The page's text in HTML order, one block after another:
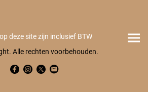
deze site zijn inclusief BTW
Alle rechten voorbehouden.